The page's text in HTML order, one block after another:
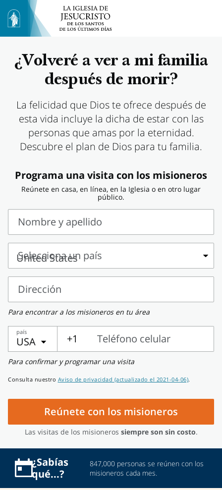
¿Volveré a ver a mi familia
después de morir?
La felicidad que Dios te ofrece después de
esta vida incluye la dicha de estar con las
personas que amas por la eternidad.
Descubre el plan de Dios para tu familia.
Programa una visita con los misioneros
Reúnete en casa, en línea, en la Iglesia o en otro lugar
público.
Nombre y apellido
Nombre
apellido
Selecciona un país
Selecciona
un
país
Dirección
Dirección
Para encontrar a los misioneros en tu área
país
USA +1
Teléfono celular
Teléfono
celular
Para confirmar y programar una visita
Consulta nuestro Aviso de privacidad (actualizado el 2021-04-06).
Las visitas de los misioneros siempre son sin costo.
Reúnete con los misioneros
¿Sabías
qué...?
847,000 personas se reúnen con los
misioneros cada mes.